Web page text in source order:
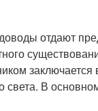
отдают
света. В